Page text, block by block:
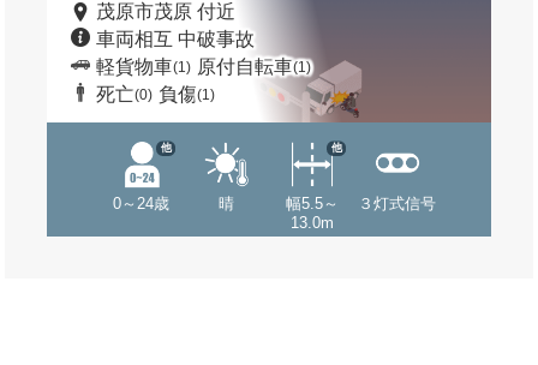
茂原市茂原 付近
車両相互 中破事故
軽貨物車(1) 原付自転車(1)
死亡(0) 負傷(1)
0～24歳
他
晴
幅5.5～
13.0m
他
３灯式信号